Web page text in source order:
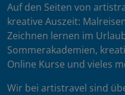
Auf den Seiten von
kreative Auszeit:
Zeichnen lernen im
Sommerakademien,
Online Kurse und vieles
Wir bei artistravel sind